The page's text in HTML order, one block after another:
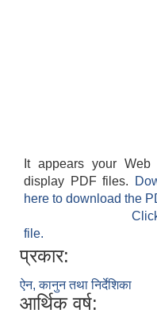
It appears your
display PDF files.
here to download the
file.
प्रकार:
ऐन, कानुन तथा निर्देशिका
आर्थिक वर्ष: